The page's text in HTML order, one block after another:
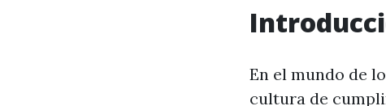
En el mundo de
cultura de